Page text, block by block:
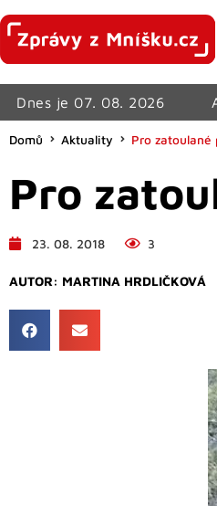
Dnes je 07. 08. 2026
Domů Aktuality Pro zatoulané
Pro
23. 08. 2018 3
AUTOR: MARTINA HRDLIČKOVÁ